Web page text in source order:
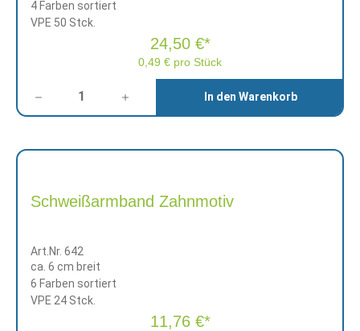
4 Farben sortiert
VPE 50 Stck.
0,49 € pro Stück
24,50 €*
In den Warenkorb
Schweißarmband Zahnmotiv
Art.Nr. 642
ca. 6 cm breit
6 Farben sortiert
VPE 24 Stck.
11,76 €*